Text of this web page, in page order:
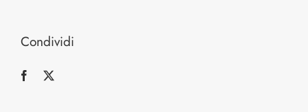
Condividi